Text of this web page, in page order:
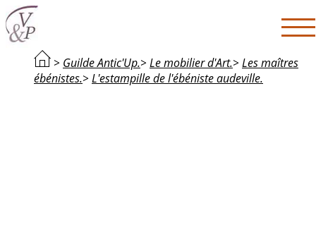
> Guilde Antic'Up.> Le mobilier d'Art.> Les maîtres
ébénistes.> L'estampille de l'ébéniste audeville.